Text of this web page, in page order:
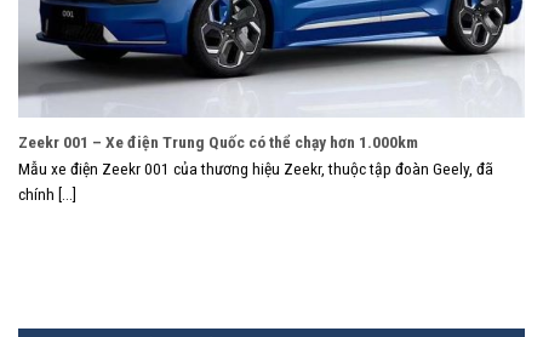
Zeekr 001 – Xe điện Trung Quốc có thể chạy hơn 1.000km
Mẫu xe điện Zeekr 001 của thương hiệu Zeekr, thuộc tập đoàn Geely, đã
chính [...]